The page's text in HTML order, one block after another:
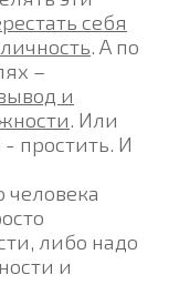
себя
. А по
–
и
. Или
простить. И
человека
либо надо
и